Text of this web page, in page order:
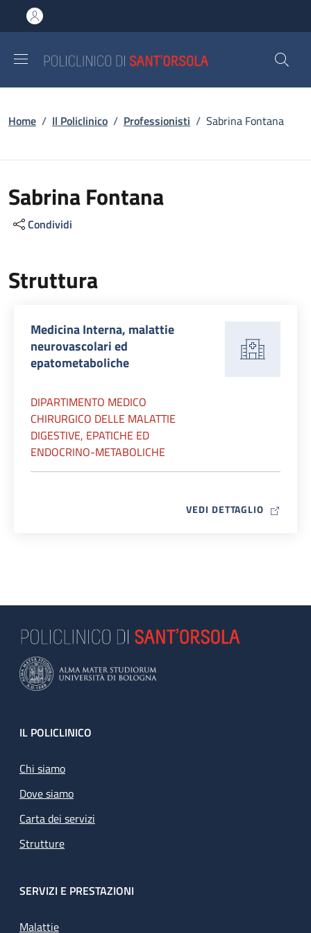
al contenuto principale
to footer content
Briciole di pane
Home / Il Policlinico / Professionisti / Sabrina Fontana
Sabrina Fontana
Condividi
Struttura
Medicina Interna, malattie
neurovascolari ed
epatometaboliche
DIPARTIMENTO MEDICO
CHIRURGICO DELLE MALATTIE
DIGESTIVE, EPATICHE ED
ENDOCRINO-METABOLICHE
VEDI DETTAGLIO MAP ICON
Footer
IL POLICLINICO
Chi siamo
Dove siamo
Carta dei servizi
Strutture
SERVIZI E PRESTAZIONI
Malattie